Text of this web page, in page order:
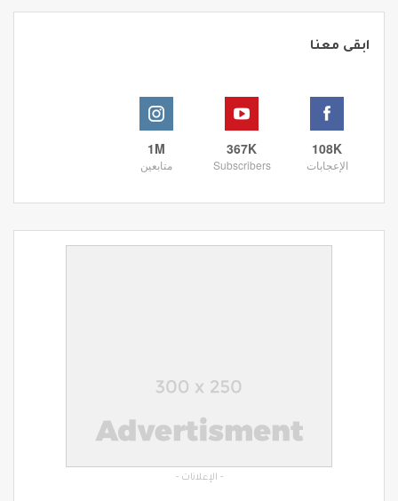
ابقى معنا
108K
الإعجابات
367K
Subscribers
1M
متابعين
- الإعلانات -